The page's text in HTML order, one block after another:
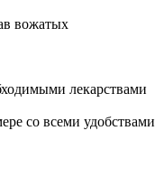
вожатых
лекарствами
со всеми удобствами